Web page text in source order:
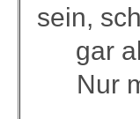
sein,
gar
Nur